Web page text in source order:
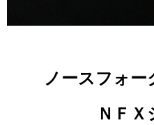
ノースフォー
ＮＦ